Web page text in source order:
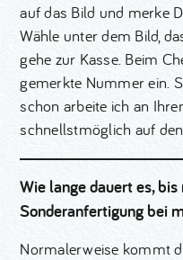
auf das Bild und merke
Wähle unter dem Bild,
gehe zur Kasse. Beim
gemerkte Nummer ein.
schon arbeite ich an
schnellstmöglich auf
Wie lange dauert es,
Sonderanfertigung bei
Normalerweise kommt